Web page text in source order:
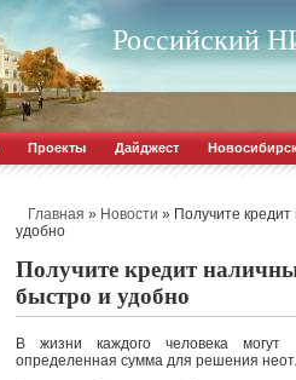
Российский
Проекты Дайджест
Главная » Новости » Получите
удобно
Получите кредит
быстро и удобно
В жизни каждого человека могут
определенная сумма для решения